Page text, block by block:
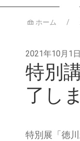
ホーム
2021年10月1日
特別
了し
特別展「徳